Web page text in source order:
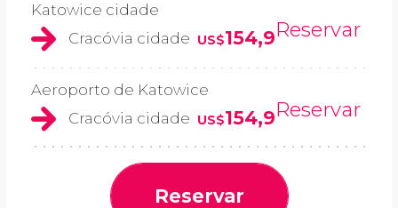
Katowice cidade
Cracóvia cidade US$154,9Reservar
Aeroporto de Katowice
Cracóvia cidade US$154,9Reservar
Reservar